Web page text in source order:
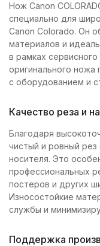
Нож Canon
специально для
Canon Colorado. Он
материалов и
в рамках
оригинального ножа
с оборудованием и
Качество реза и
Благодаря
чистый и ровный
носителя. Это
профессиональных
постеров и других
Износостойкие
службы и
Поддержка